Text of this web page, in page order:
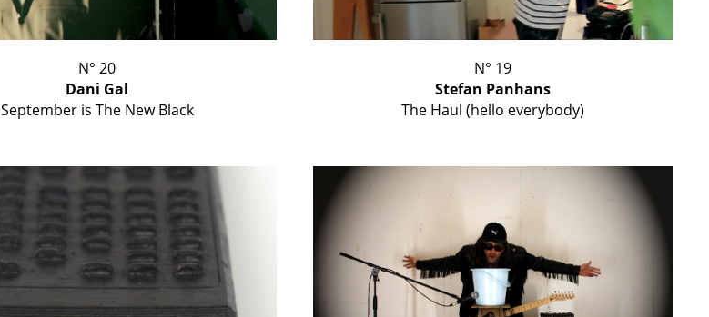
N° 20
Dani Gal
September is The New Black
N° 19
Stefan Panhans
The Haul (hello everybody)